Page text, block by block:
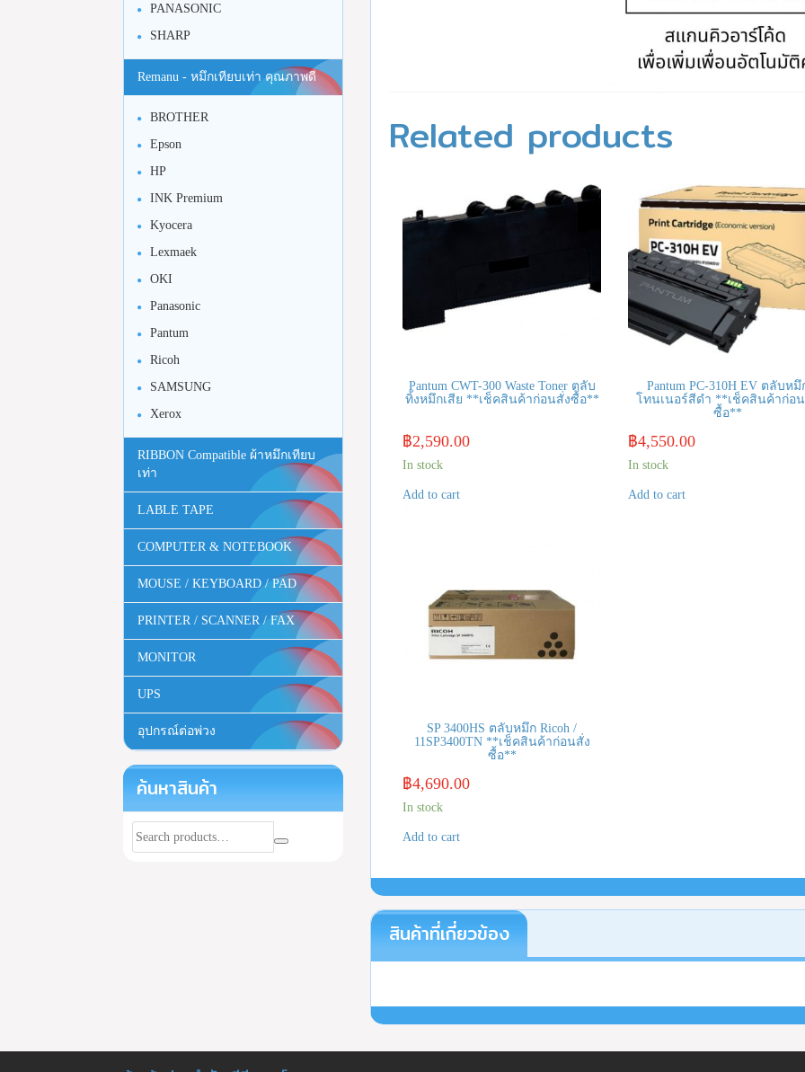
Related products
Pantum CWT-300 Waste Toner ตลับ
ทิ้งหมึกเสีย **เช็คสินค้าก่อนสั่งซื้อ**
฿2,590.00
In stock
Add to cart
Pantum PC-310H EV ตลับหมึ
โทนเนอร์สีดำ **เช็คสินค้าก่อ
ซื้อ**
฿4,550.00
In stock
Add to cart
SP 3400HS ตลับหมึก Ricoh /
11SP3400TN **เช็คสินค้าก่อนสั่ง
ซื้อ**
฿4,690.00
In stock
Add to cart
สินค้าที่เกี่ยวข้อง
PANASONIC
SHARP
Remanu - หมึกเทียบเท่า คุณภาพดี
BROTHER
Epson
HP
INK Premium
Kyocera
Lexmaek
OKI
Panasonic
Pantum
Ricoh
SAMSUNG
Xerox
RIBBON Compatible ผ้าหมึกเทียบ
เท่า
LABLE TAPE
COMPUTER & NOTEBOOK
MOUSE / KEYBOARD / PAD
PRINTER / SCANNER / FAX
MONITOR
UPS
อุปกรณ์ต่อพ่วง
ค้นหาสินค้า